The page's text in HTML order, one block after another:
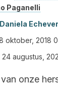
Paganelli
Daniela
oktober, 2018
24 augustus,
onze